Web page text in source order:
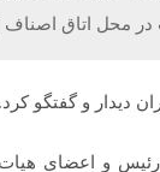
دیدار و گفتگو کرد.
و اعضای هیات